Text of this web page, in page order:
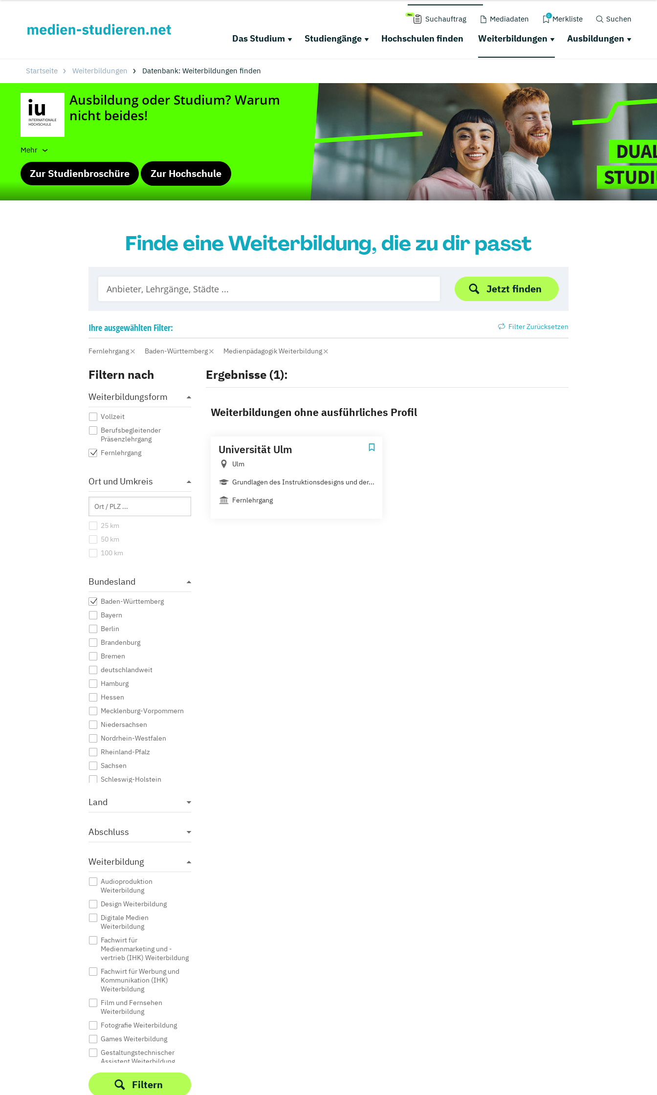
Suchauftrag Mediadaten 0 Merkliste Suchen
Das Studium Studiengänge Hochschulen finden Weiterbildungen Ausbildungen
Startseite Weiterbildungen Datenbank: Weiterbildungen finden
Mehr
Zur Studienbroschüre Zur Hochschule
Finde eine Weiterbildung, die zu dir passt
Jetzt finden
Ihreausgewählten Filter: Filter Zurücksetzen
Fernlehrgang Baden-Württemberg Medienpädagogik Weiterbildung
Filtern nach
Weiterbildungsform
Vollzeit
Berufsbegleitender
Präsenzlehrgang
Fernlehrgang
Ort und Umkreis
25 km
50 km
100 km
Bundesland
Baden-Württemberg
Bayern
Berlin
Brandenburg
Bremen
deutschlandweit
Hamburg
Hessen
Mecklenburg-Vorpommern
Niedersachsen
Nordrhein-Westfalen
Rheinland-Pfalz
Sachsen
Schleswig-Holstein
Land
Abschluss
Weiterbildung
Audioproduktion
Weiterbildung
Design Weiterbildung
Digitale Medien
Weiterbildung
Fachwirt für
Medienmarketing und -
vertrieb (IHK) Weiterbildung
Fachwirt für Werbung und
Kommunikation (IHK)
Weiterbildung
Film und Fernsehen
Weiterbildung
Fotografie Weiterbildung
Games Weiterbildung
Gestaltungstechnischer
Assistent Weiterbildung
Grafikdesign Weiterbildung
Industriemeister/in
Filtern
Ergebnisse (1):
Weiterbildungen ohne ausführliches Profil
Universität Ulm
Ulm
Grundlagen des Instruktionsdesigns und der...
Fernlehrgang